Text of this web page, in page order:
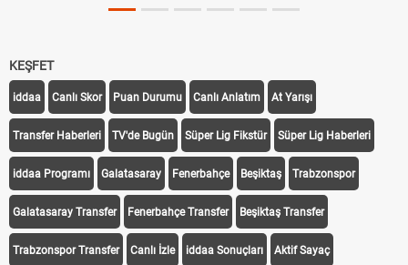
KEŞFET
iddaa Canlı Skor Puan Durumu Canlı Anlatım At Yarışı
Transfer Haberleri TV'de Bugün Süper Lig Fikstür Süper Lig Haberleri
iddaa Programı Galatasaray Fenerbahçe Beşiktaş Trabzonspor
Galatasaray Transfer Fenerbahçe Transfer Beşiktaş Transfer
Trabzonspor Transfer Canlı İzle iddaa Sonuçları Aktif Sayaç